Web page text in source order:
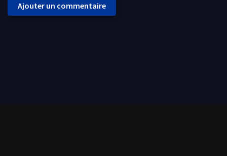
Ajouter un commentaire